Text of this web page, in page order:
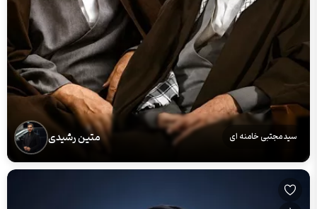
سید مجتبی خامنه ای متین رشیدی